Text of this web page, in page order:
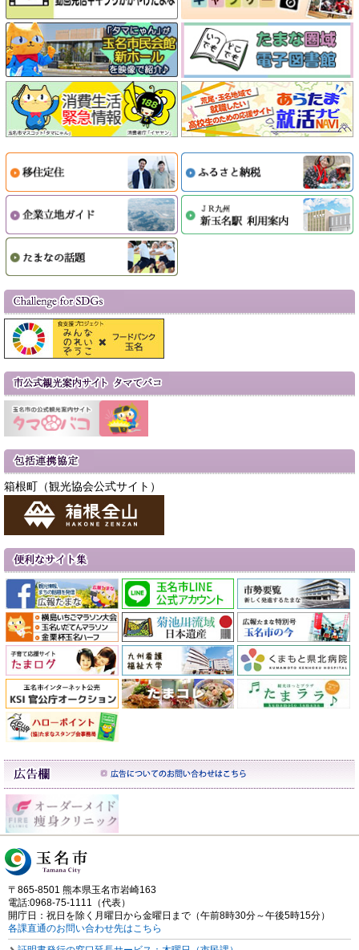
箱根町（観光協会公式サイト）
〒865-8501 熊本県玉名市岩崎163
電話:0968-75-1111（代表）
開庁日：祝日を除く月曜日から金曜日まで（午前8時30分～午後5時15分）
各課直通のお問い合わせ先はこちら